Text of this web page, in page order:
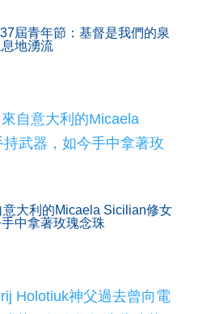
屆青年節：基督是我們的泉
地湧流
大利的Micaela Sicilian修女
中拿著玫瑰念珠